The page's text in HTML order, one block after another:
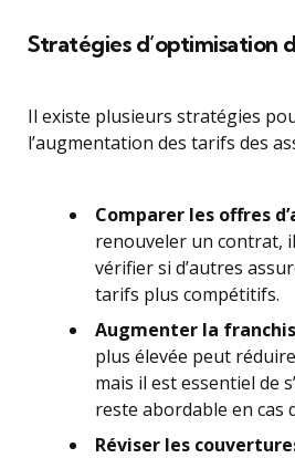
Stratégies d’optimisation
Il existe plusieurs stratégies
l’augmentation des tarifs des
Comparer les offres
renouveler un contrat,
vérifier si d’autres
tarifs plus compétitifs.
Augmenter la
plus élevée peut
mais il est essentiel de
reste abordable en cas
Réviser les